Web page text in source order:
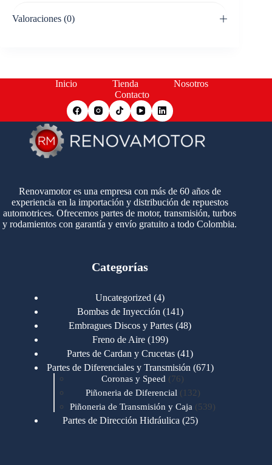
Valoraciones (0)
Inicio Tienda
Nosotros
Contacto
Renovamotor es una empresa con más de 60 años de
experiencia en la importación y distribución de repuestos
automotrices. Ofrecemos partes de motor, transmisión, turbos
y rodamientos con garantía y envío gratuito a todo Colombia.
Categorías
Uncategorized 44
productos
Bombas de Inyección 141141
productos
Embragues Discos y Partes 4848
Freno de Aire 199199
productos
Partes de Cardan y Crucetas 4141
productos
Partes de Diferenciales y Transmisión 671671
Coronas y Speed 7676
productos
Piñoneria de Diferencial 132 132
productos
Piñoneria de Transmisión y Caja 539539
Partes de Dirección Hidráulica 2525